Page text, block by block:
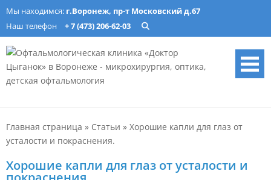
Skip
content
Мы находимся: г.Воронеж, пр-т Московский д.67
Наш телефон
+ 7 (473) 206-62-03
клиника «Доктор Цыганок» в
Воронеже – микрохирургия,
офтальмология
онлайн.
Главная страница » Статьи » Хорошие капли для глаз от
усталости и покраснения.
Хорошие капли для глаз от усталости и